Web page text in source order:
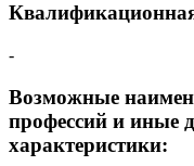
-
Возможные
профессий и иные
характеристики: